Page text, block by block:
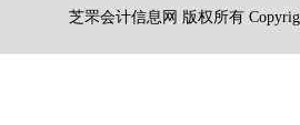
芝罘会计信息网 版权所有